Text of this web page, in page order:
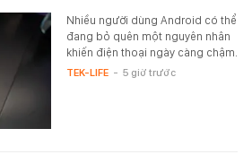
Nhiều người dùng Android có thể
đang bỏ quên một nguyên nhân
khiến điện thoại ngày càng chậm.
TEK-LIFE - 5 giờ trước